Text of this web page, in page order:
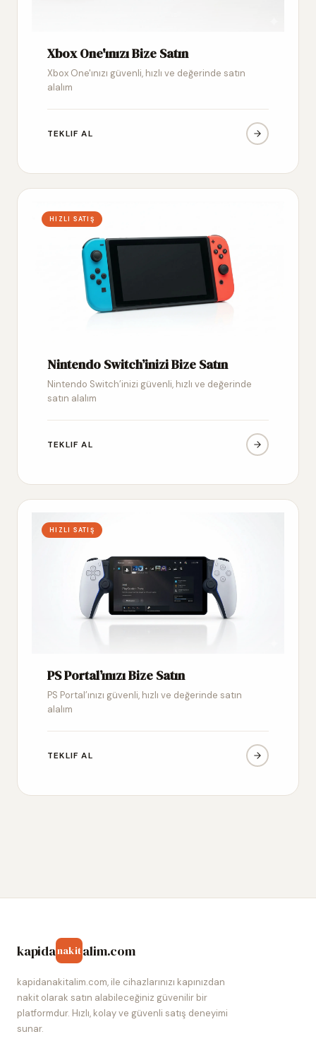
Xbox One'ınızı Bize Satın
Xbox One'ınızı güvenli, hızlı ve değerinde satın
alalım
TEKLIF AL
HIZLI SATIŞ
Nintendo Switch’inizi Bize Satın
Nintendo Switch’inizi güvenli, hızlı ve değerinde
satın alalım
TEKLIF AL
HIZLI SATIŞ
PS Portal’ınızı Bize Satın
PS Portal’ınızı güvenli, hızlı ve değerinde satın
alalım
TEKLIF AL
kapidanakitalim.com
kapidanakitalim.com, ile cihazlarınızı kapınızdan
nakit olarak satın alabileceğiniz güvenilir bir
platformdur. Hızlı, kolay ve güvenli satış deneyimi
sunar.